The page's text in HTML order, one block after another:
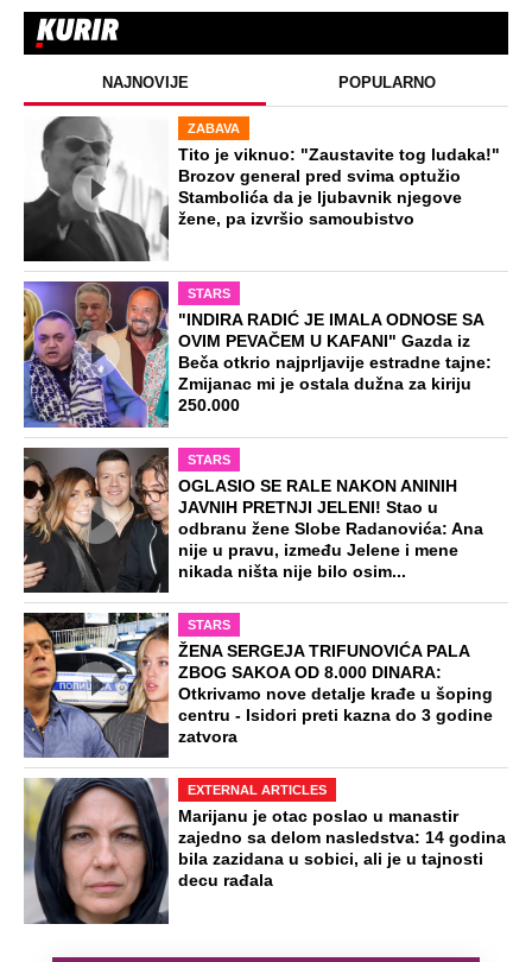
NAJNOVIJE POPULARNO
ZABAVA
Tito je viknuo: "Zaustavite tog ludaka!"
Brozov general pred svima optužio
Stambolića da je ljubavnik njegove
žene, pa izvršio samoubistvo
STARS
"INDIRA RADIĆ JE IMALA ODNOSE SA
OVIM PEVAČEM U KAFANI" Gazda iz
Beča otkrio najprljavije estradne tajne:
Zmijanac mi je ostala dužna za kiriju
250.000
STARS
OGLASIO SE RALE NAKON ANINIH
JAVNIH PRETNJI JELENI! Stao u
odbranu žene Slobe Radanovića: Ana
nije u pravu, između Jelene i mene
nikada ništa nije bilo osim...
STARS
ŽENA SERGEJA TRIFUNOVIĆA PALA
ZBOG SAKOA OD 8.000 DINARA:
Otkrivamo nove detalje krađe u šoping
centru - Isidori preti kazna do 3 godine
zatvora
EXTERNAL ARTICLES
Marijanu je otac poslao u manastir
zajedno sa delom nasledstva: 14 godina
bila zazidana u sobici, ali je u tajnosti
decu rađala